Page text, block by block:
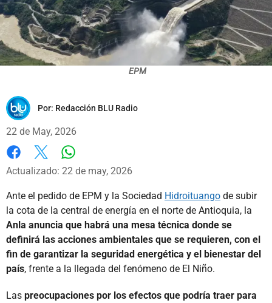
EPM
Por: Redacción BLU Radio
22 de May, 2026
Facebook
X
Actualizado: 22 de may, 2026
Ante el pedido de EPM y la Sociedad Hidroituango de subir
la cota de la central de energía en el norte de Antioquia, la
Anla anuncia que habrá una mesa técnica donde se
definirá las acciones ambientales que se requieren, con el
fin de garantizar la seguridad energética y el bienestar del
país, frente a la llegada del fenómeno de El Niño.
Las preocupaciones por los efectos que podría traer para